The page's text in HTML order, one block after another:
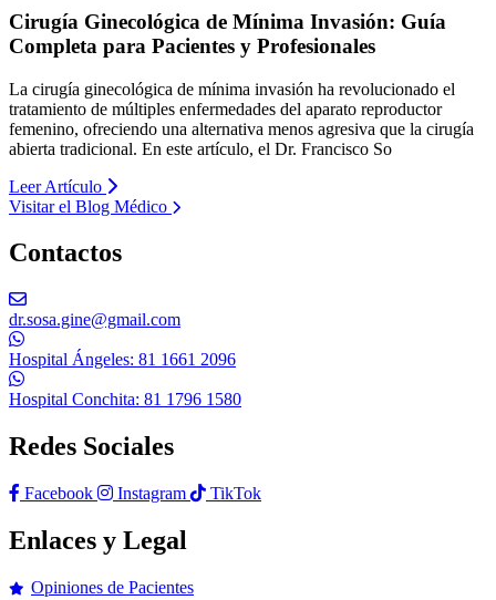
Cirugía Ginecológica de Mínima Invasión: Guía
Completa para Pacientes y Profesionales
La cirugía ginecológica de mínima invasión ha revolucionado el
tratamiento de múltiples enfermedades del aparato reproductor
femenino, ofreciendo una alternativa menos agresiva que la cirugía
abierta tradicional. En este artículo, el Dr. Francisco So
Leer Artículo
Visitar el Blog Médico
Contactos
dr.sosa.gine@gmail.com
Hospital Ángeles: 81 1661 2096
Hospital Conchita: 81 1796 1580
Redes Sociales
Facebook Instagram TikTok
Enlaces y Legal
Opiniones de Pacientes